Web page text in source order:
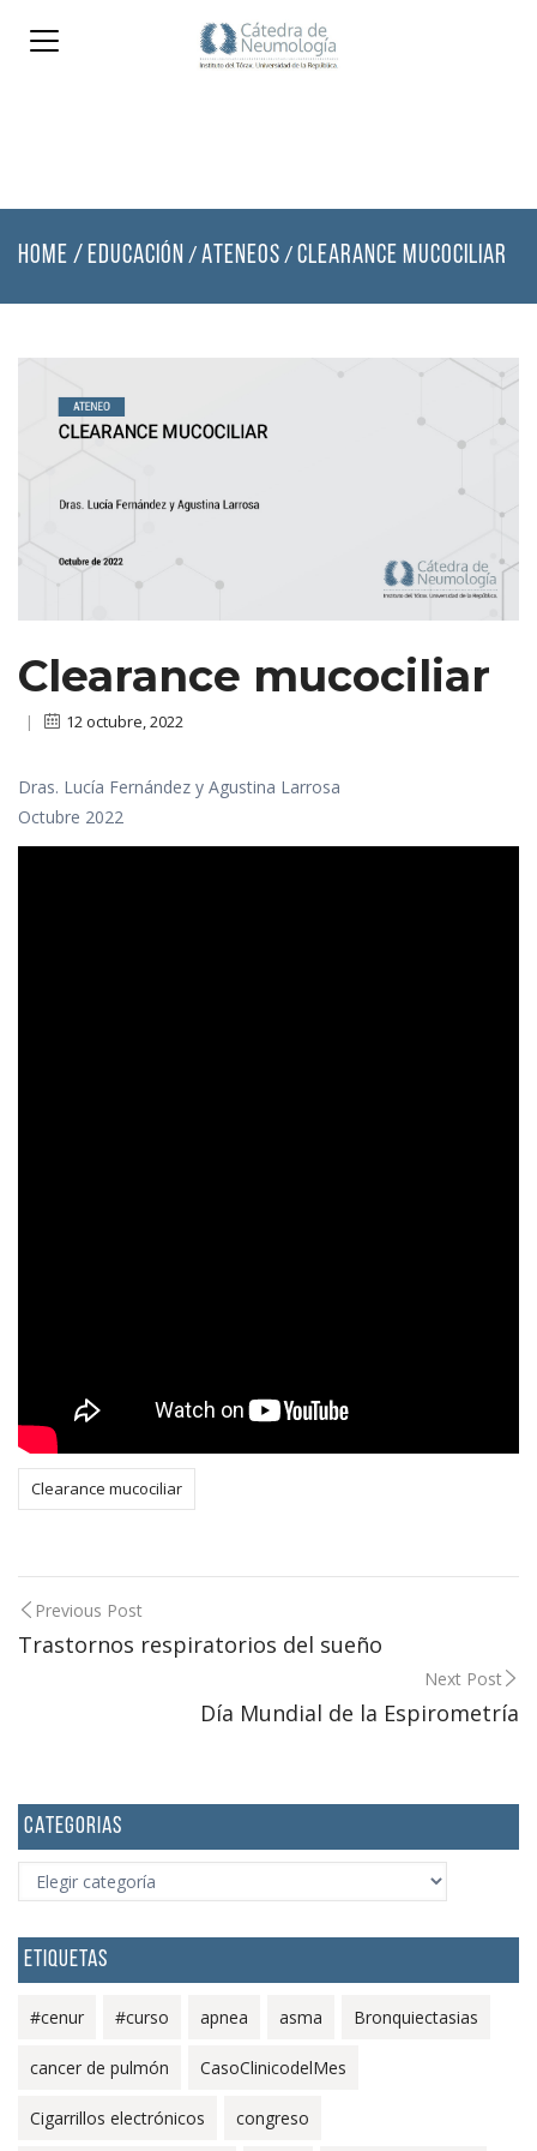
HOME / EDUCACIÓN / ATENEOS / CLEARANCE MUCOCILIAR
Clearance mucociliar
| 12 octubre, 2022
Dras. Lucía Fernández y Agustina Larrosa
Octubre 2022
Clearance mucociliar
Post
navigation
Previous Post
Trastornos respiratorios del sueño
Next Post
Día Mundial de la Espirometría
CATEGORIAS
CATEGORIAS
ETIQUETAS
#cenur #curso apnea asma Bronquiectasias
cancer de pulmón CasoClinicodelMes
Cigarrillos electrónicos congreso